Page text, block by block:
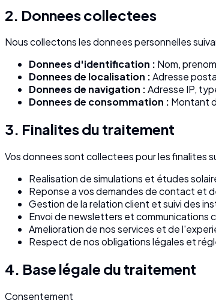
2. Donnees collectees
Nous collectons les donnees personnelles
Donnees d'identification : Nom,
Donnees de localisation :Adresse
Donnees de navigation :Adresse IP,
Donnees de consommation : Montant
3. Finalites du traitement
Vos donnees sont collectees pour les finalites
Realisation de simulations et études
Reponse a vos demandes de contact et
Gestion de la relation client et suivi des
Envoi de newsletters et communications
Amelioration de nos services et de
Respect de nos obligations légales et
4. Base légale du traitement
Consentement